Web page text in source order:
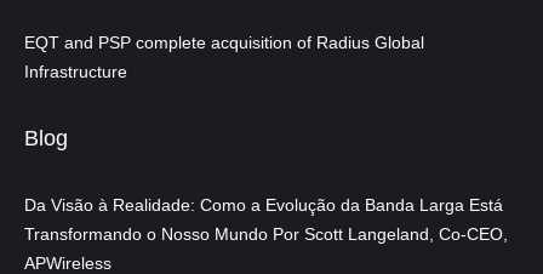
EQT and PSP complete acquisition of Radius Global
Infrastructure
Blog
Da Visão à Realidade: Como a Evolução da Banda Larga Está
Transformando o Nosso Mundo Por Scott Langeland, Co-CEO,
APWireless